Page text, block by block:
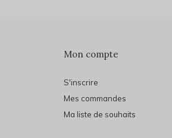
Mon compte
S'inscrire
Mes commandes
Ma liste de souhaits